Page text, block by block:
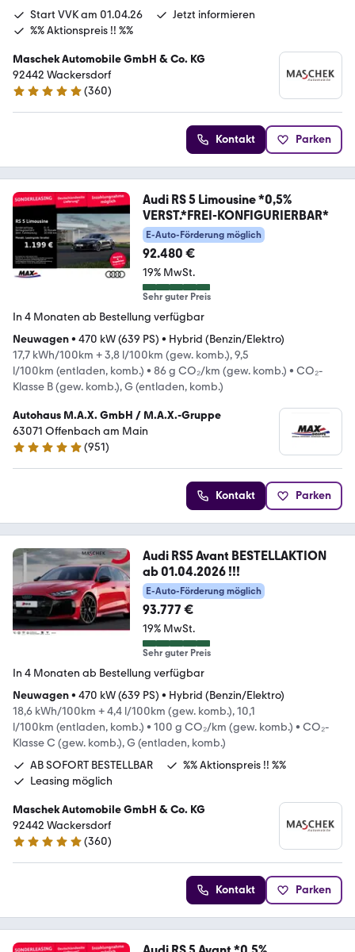
Start VVK am 01.04.26
Jetzt informieren
%% Aktionspreis !! %%
Maschek Automobile GmbH & Co. KG
92442 Wackersdorf
4.8 Sterne
(360)
Kontakt Parken
Audi RS 5 Limousine *0,5%
VERST.*FREI-KONFIGURIERBAR*
E-Auto-Förderung möglich
92.480 €
19% MwSt.
Sehr guter Preis
In 4 Monaten ab Bestellung verfügbar
Neuwagen• 470 kW (639 PS) • Hybrid (Benzin/Elektro)
17,7 kWh/100km + 3,8 l/100km (gew. komb.), 9,5
l/100km (entladen, komb.) • 86 g CO₂/km (gew. komb.) • CO₂-
Klasse B (gew. komb.), G (entladen, komb.)
Autohaus M.A.X. GmbH / M.A.X.-Gruppe
63071 Offenbach am Main
4.8 Sterne
(951)
Kontakt Parken
Audi RS5 Avant BESTELLAKTION
ab 01.04.2026 !!!
E-Auto-Förderung möglich
93.777 €
19% MwSt.
Sehr guter Preis
In 4 Monaten ab Bestellung verfügbar
Neuwagen• 470 kW (639 PS) • Hybrid (Benzin/Elektro)
18,6 kWh/100km + 4,4 l/100km (gew. komb.), 10,1
l/100km (entladen, komb.) • 100 g CO₂/km (gew. komb.) • CO₂-
Klasse C (gew. komb.), G (entladen, komb.)
AB SOFORT BESTELLBAR
%% Aktionspreis !! %%
Leasing möglich
Maschek Automobile GmbH & Co. KG
92442 Wackersdorf
4.8 Sterne
(360)
Kontakt Parken